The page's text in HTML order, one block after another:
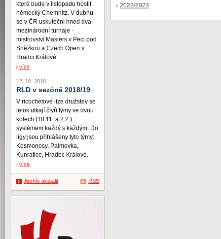
2022/2023
které bude v listopadu hostit
německý Chemnitz. V dubnu
se v ČR uskuteční hned dva
mezinárodní turnaje -
mistrovství Masters v Peci pod
Sněžkou a Czech Open v
Hradci Králové.
více
12. 10. 2018
RLD v sezóně 2018/19
V ricochetové lize družstev se
letos utkají čtyři týmy ve dvou
kolech (10.11. a 2.2.)
systémem každý s každým. Do
ligy jsou přihlášeny tyto týmy:
Kosmonosy, Palmovka,
Kunratice, Hradec Králové.
více
Archív aktualit RSS